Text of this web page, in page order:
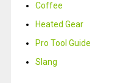
Coffee
Heated Gear
Pro Tool Guide
Slang